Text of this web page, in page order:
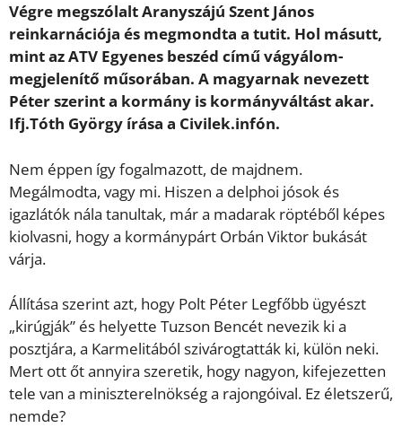
Végre megszólalt Aranyszájú Szent János
reinkarnációja és megmondta a tutit. Hol másutt,
mint az ATV Egyenes beszéd című vágyálom-
megjelenítő műsorában. A magyarnak nevezett
Péter szerint a kormány is kormányváltást akar.
Ifj.Tóth György írása a Civilek.infón.
Nem éppen így fogalmazott, de majdnem.
Megálmodta, vagy mi. Hiszen a delphoi jósok és
igazlátók nála tanultak, már a madarak röptéből képes
kiolvasni, hogy a kormánypárt Orbán Viktor bukását
várja.
Állítása szerint azt, hogy Polt Péter Legfőbb ügyészt
„kirúgják” és helyette Tuzson Bencét nevezik ki a
posztjára, a Karmelitából szivárogtatták ki, külön neki.
Mert ott őt annyira szeretik, hogy nagyon, kifejezetten
tele van a miniszterelnökség a rajongóival. Ez életszerű,
nemde?